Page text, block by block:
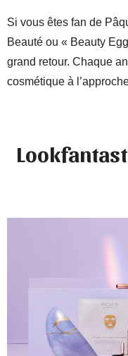
Si vous êtes fan de
Beauté ou « Beauty
grand retour. Chaque
cosmétique à